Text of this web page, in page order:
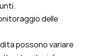
delle
possono variare